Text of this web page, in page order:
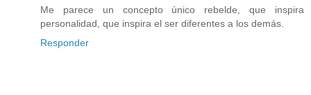
Me parece un concepto único rebelde, que inspira
personalidad, que inspira el ser diferentes a los demás.
Responder